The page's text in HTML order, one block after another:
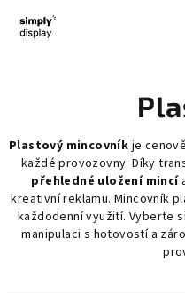
Plastový mincovník je
každé provozovny. Díky
přehledné uložení mincí
kreativní reklamu. Mincovník
každodenní využití. Vyberte
manipulaci s hotovostí a